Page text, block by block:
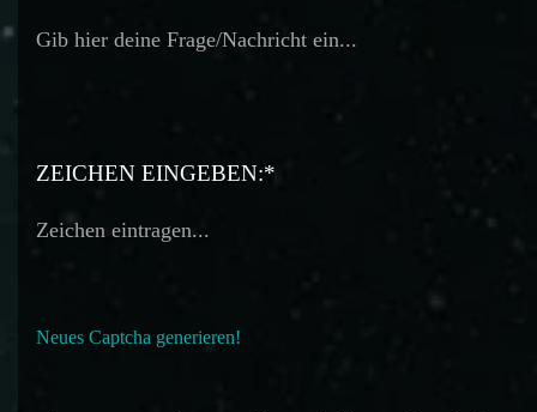
ZEICHEN EINGEBEN:*
Neues Captcha generieren!